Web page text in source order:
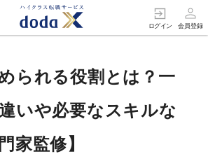
exit_to_app
ログイン
person_outline
会員登録
られる役割とは？一
いや必要なスキルな
家監修】